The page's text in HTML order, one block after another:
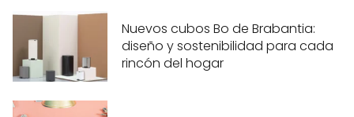
Nuevos cubos Bo de Brabantia:
diseño y sostenibilidad para cada
rincón del hogar